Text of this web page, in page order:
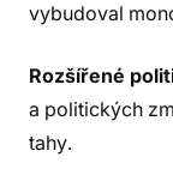
vybudoval
Rozšířené
a politických
tahy.